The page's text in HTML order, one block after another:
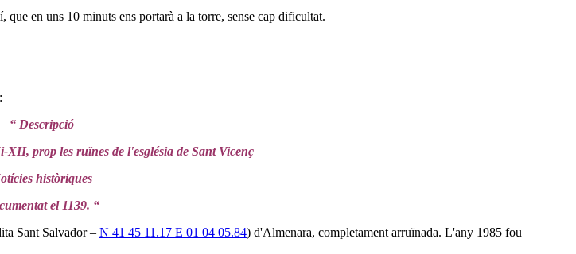
en uns 10 minuts ens portarà a la torre, sense cap dificultat.
“ Descripció
XII, prop les ruïnes de l'església de Sant Vicenç
històriques
el 1139. “
Sant Salvador – N 41 45 11.17 E 01 04 05.84) d'Almenara, completament arruïnada. L'any 1985 fou